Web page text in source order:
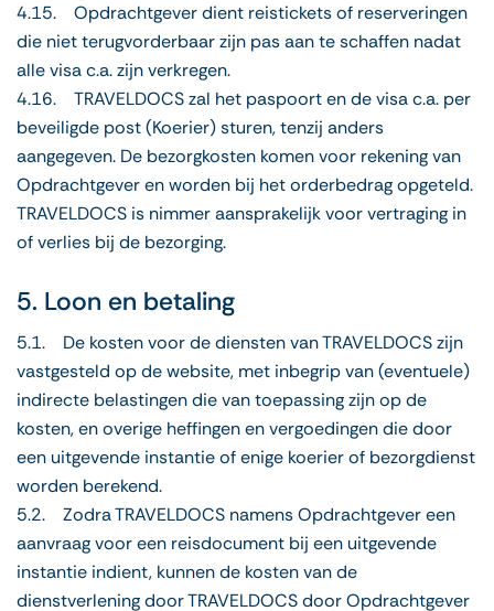
4.15. Opdrachtgever dient reistickets of reserveringen
die niet terugvorderbaar zijn pas aan te schaffen nadat
alle visa c.a. zijn verkregen.
4.16. TRAVELDOCS zal het paspoort en de visa c.a. per
beveiligde post (Koerier) sturen, tenzij anders
aangegeven. De bezorgkosten komen voor rekening van
Opdrachtgever en worden bij het orderbedrag opgeteld.
TRAVELDOCS is nimmer aansprakelijk voor vertraging in
of verlies bij de bezorging.
5. Loon en betaling
5.1. De kosten voor de diensten van TRAVELDOCS zijn
vastgesteld op de website, met inbegrip van (eventuele)
indirecte belastingen die van toepassing zijn op de
kosten, en overige heffingen en vergoedingen die door
een uitgevende instantie of enige koerier of bezorgdienst
worden berekend.
5.2. Zodra TRAVELDOCS namens Opdrachtgever een
aanvraag voor een reisdocument bij een uitgevende
instantie indient, kunnen de kosten van de
dienstverlening door TRAVELDOCS door Opdrachtgever